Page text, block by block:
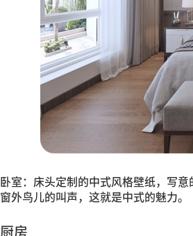
卧室：床头定制的中式风格壁纸，写
窗外鸟儿的叫声，这就是中式的魅力。
厨房